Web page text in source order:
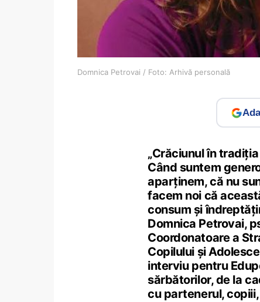
Domnica Petrovai / Foto: Arhivă personală
„Crăciunul în
Când suntem
aparținem, că nu
facem noi că
consum și
Domnica Petrovai,
Coordonatoare a
Copilului și
interviu pentru
sărbătorilor, de la
cu partenerul,